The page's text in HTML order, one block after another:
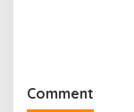
Comment